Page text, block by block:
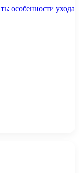
особенности ухода